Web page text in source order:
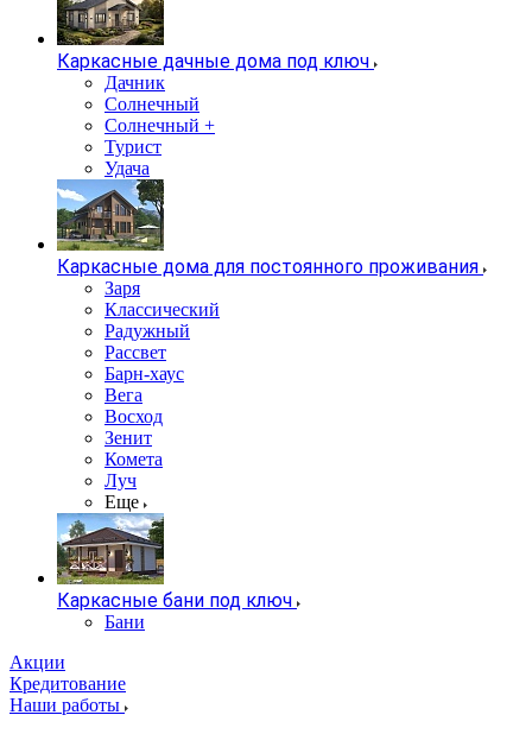
Каркасные дачные дома под ключ
Дачник
Солнечный
Солнечный +
Турист
Удача
Каркасные дома для постоянного проживания
Заря
Классический
Радужный
Рассвет
Барн-хаус
Вега
Восход
Зенит
Комета
Луч
Еще
Каркасные бани под ключ
Бани
Акции
Кредитование
Наши работы